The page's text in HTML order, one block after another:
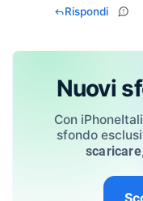
Rispondi
Nuovi
Con
sfondo
scaricare